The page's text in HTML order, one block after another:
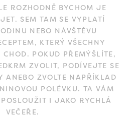
ROZHODNĚ BYCHOM JE
SEM TAM SE VYPLATÍ
NEBO NÁVŠTĚVU
KTERÝ VŠECHNY
POKUD PŘEMÝŠLÍTE,
ZVOLIT, PODÍVEJTE SE
ANEBO ZVOLTE NAPŘÍKLAD
POLÉVKU. TA VÁM
I JAKO RYCHLÁ
VEČEŘE.